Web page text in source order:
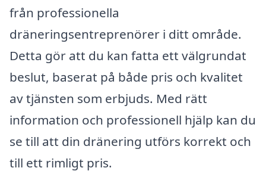
från professionella
dräneringsentreprenörer i ditt område.
Detta gör att du kan fatta ett välgrundat
beslut, baserat på både pris och kvalitet
av tjänsten som erbjuds. Med rätt
information och professionell hjälp kan du
se till att din dränering utförs korrekt och
till ett rimligt pris.